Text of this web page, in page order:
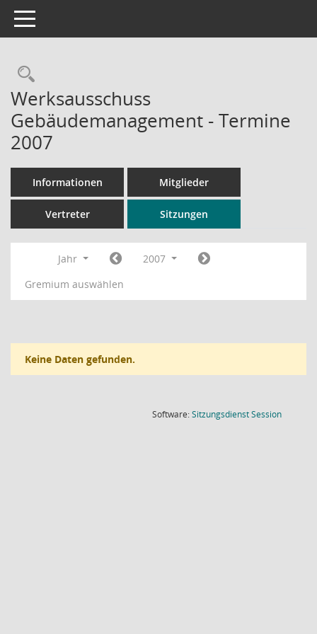
Toggle navigation
Rechercheauswahl
Werksausschuss
Gebäudemanagement - Termine
2007
Informationen Mitglieder
Vertreter Sitzungen
Jahr
2007
Gremium auswählen
Keine Daten gefunden.
Software:SitzungsdienstSession(Wird in